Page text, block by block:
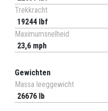
Trekkracht
19244 lbf
Maximumsnelheid
23,6 mph
Gewichten
Massa leeggewicht
26676 lb